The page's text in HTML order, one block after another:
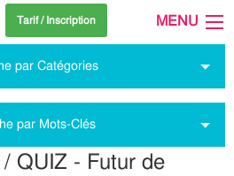
Tarif / Inscription MENU
par Catégories
par Mots-Clés
QUIZ - Futur de